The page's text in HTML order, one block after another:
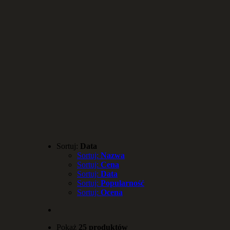
Sortuj: Data
Sortuj: Nazwa
Sortuj: Cena
Sortuj: Data
Sortuj: Popularność
Sortuj: Ocena
Pokaż 25 produktów